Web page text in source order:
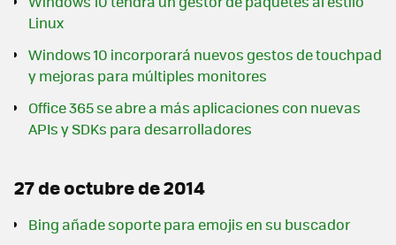
Linux
Windows 10 incorporará nuevos gestos de touchpad
y mejoras para múltiples monitores
Office 365 se abre a más aplicaciones con nuevas
APIs y SDKs para desarrolladores
27 de octubre de 2014
Bing añade soporte para emojis en su buscador